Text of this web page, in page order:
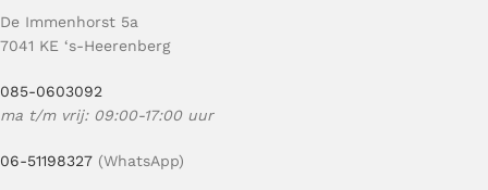
De Immenhorst 5a
7041 KE ‘s-Heerenberg
085-0603092
ma t/m vrij: 09:00-17:00 uur
06-51198327 (WhatsApp)